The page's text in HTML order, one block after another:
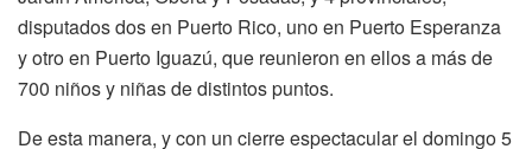
disputados dos en Puerto Rico, uno en Puerto Esperanza
y otro en Puerto Iguazú, que reunieron en ellos a más de
700 niños y niñas de distintos puntos.
De esta manera, y con un cierre espectacular el domingo 5